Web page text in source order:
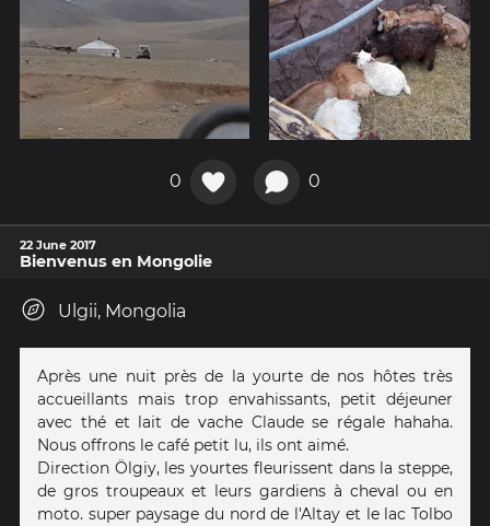
0 0
22 June 2017
Bienvenus en Mongolie
Ulgii, Mongolia
Après une nuit près de la yourte de nos hôtes très
accueillants mais trop envahissants, petit déjeuner
avec thé et lait de vache Claude se régale hahaha.
Nous offrons le café petit lu, ils ont aimé.
Direction Ölgiy, les yourtes fleurissent dans la steppe,
de gros troupeaux et leurs gardiens à cheval ou en
moto. super paysage du nord de l'Altay et le lac Tolbo